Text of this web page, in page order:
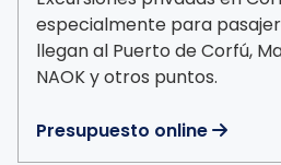
especialmente para
llegan al Puerto de Corfú,
NAOK y otros puntos.
Presupuesto online 